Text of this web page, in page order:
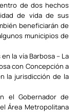
de dos hechos
de vida de sus
beneficiarán de
municipios de
la vía Barbosa – La
con Concepción a
la jurisdicción de la
el Gobernador de
Área Metropolitana